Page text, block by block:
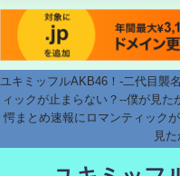
ユキミッフルAKB46！-二代目襲
ィックが止まらない？--僕が見
愕まとめ速報にロマンティック
見